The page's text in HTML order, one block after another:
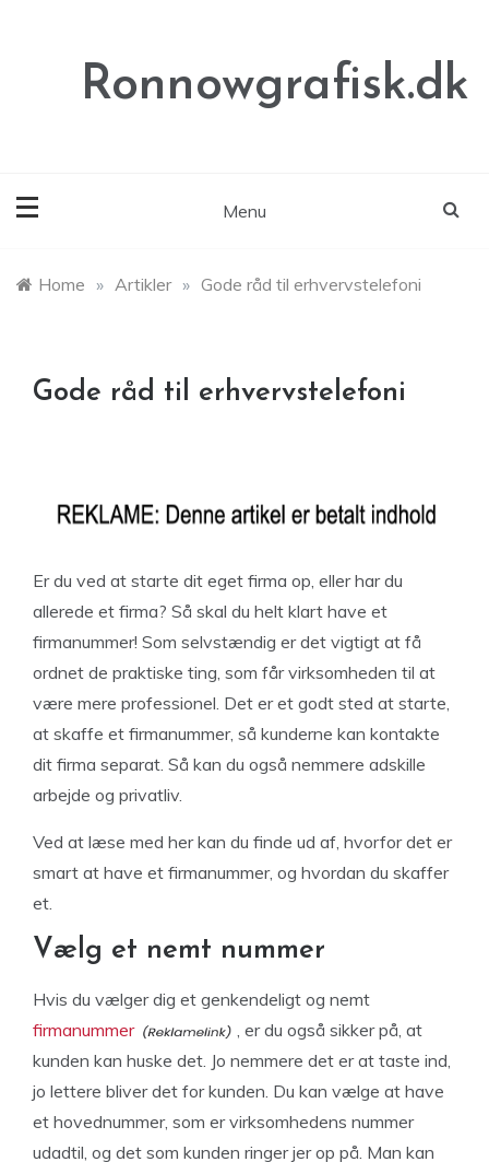
Ronnowgrafisk.dk
Menu
Home » Artikler » Gode råd til erhvervstelefoni
Gode råd til erhvervstelefoni
Er du ved at starte dit eget firma op, eller har du
allerede et firma? Så skal du helt klart have et
firmanummer! Som selvstændig er det vigtigt at få
ordnet de praktiske ting, som får virksomheden til at
være mere professionel. Det er et godt sted at starte,
at skaffe et firmanummer, så kunderne kan kontakte
dit firma separat. Så kan du også nemmere adskille
arbejde og privatliv.
Ved at læse med her kan du finde ud af, hvorfor det er
smart at have et firmanummer, og hvordan du skaffer
et.
Vælg et nemt nummer
Hvis du vælger dig et genkendeligt og nemt
firmanummer
, er du også sikker på, at
kunden kan huske det. Jo nemmere det er at taste ind,
jo lettere bliver det for kunden. Du kan vælge at have
et hovednummer, som er virksomhedens nummer
udadtil, og det som kunden ringer jer op på. Man kan